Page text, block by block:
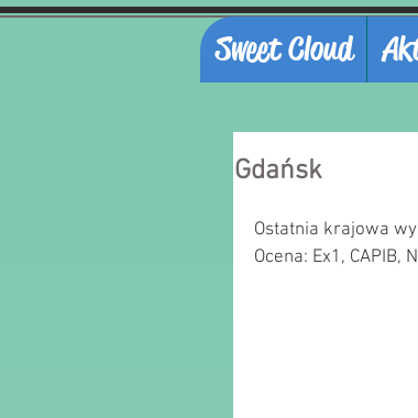
Sweet Cloud
Gdańsk
Ostatnia krajowa
Ocena: Ex1, CAPIB,